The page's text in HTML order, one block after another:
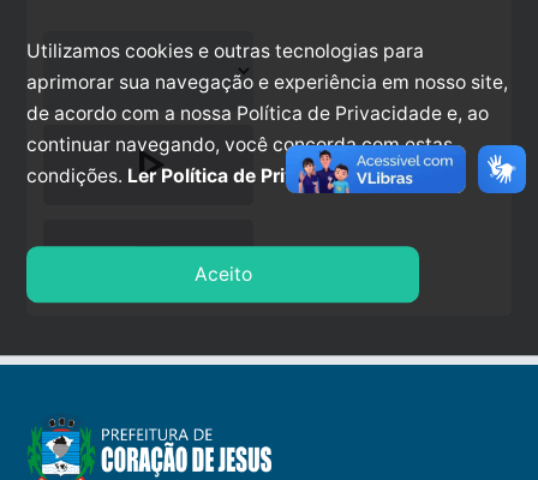
play_arrow
stop
Utilizamos cookies e outras tecnologias para
aprimorar sua navegação e experiência em nosso site,
de acordo com a nossa Política de Privacidade e, ao
continuar navegando, você concorda com estas
condições. Ler Política de Privacidade.
Aceito